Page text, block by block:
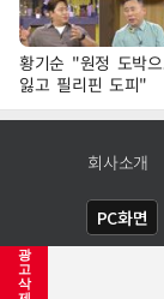
광
고
삭
황기순 "원정 도박
잃고 필리핀 도피"
회사소개
PC화면